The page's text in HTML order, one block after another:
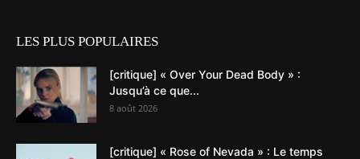
LES PLUS POPULAIRES
[critique] « Over Your Dead Body » :
Jusqu’à ce que...
8 août 2026
[critique] « Rose of Nevada » : Le temps